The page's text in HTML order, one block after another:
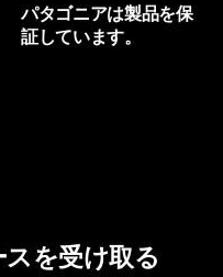
パタゴニアは製品を保
証しています。
を受け取る